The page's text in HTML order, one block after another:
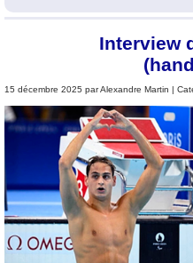
Interview
15 décembre 2025 par Alexandre Martin |